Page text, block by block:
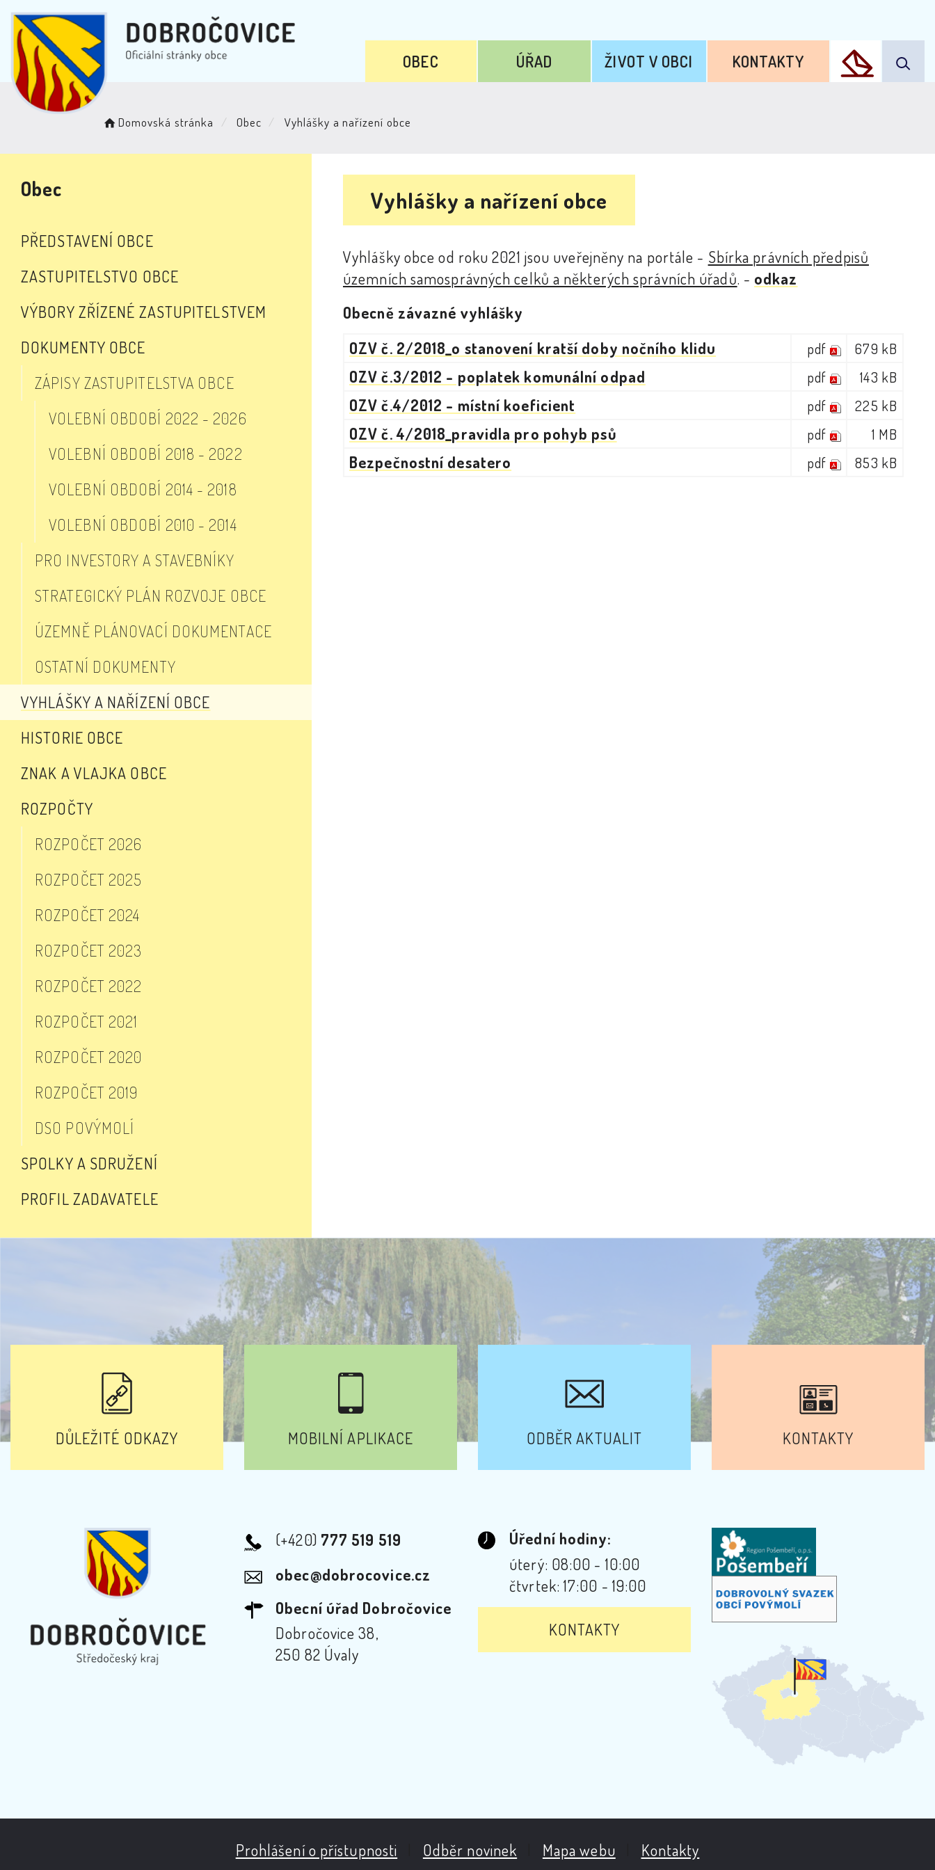
OBEC ÚŘAD ŽIVOT V OBCI KONTAKTY
Domovská stránka Obec Vyhlášky a nařízení obce
Obec
PŘEDSTAVENÍ OBCE
ZASTUPITELSTVO OBCE
VÝBORY ZŘÍZENÉ ZASTUPITELSTVEM
DOKUMENTY OBCE
ZÁPISY ZASTUPITELSTVA OBCE
VOLEBNÍ OBDOBÍ 2022 - 2026
VOLEBNÍ OBDOBÍ 2018 - 2022
VOLEBNÍ OBDOBÍ 2014 - 2018
VOLEBNÍ OBDOBÍ 2010 - 2014
PRO INVESTORY A STAVEBNÍKY
STRATEGICKÝ PLÁN ROZVOJE OBCE
ÚZEMNĚ PLÁNOVACÍ DOKUMENTACE
OSTATNÍ DOKUMENTY
VYHLÁŠKY A NAŘÍZENÍ OBCE
HISTORIE OBCE
ZNAK A VLAJKA OBCE
ROZPOČTY
ROZPOČET 2026
ROZPOČET 2025
ROZPOČET 2024
ROZPOČET 2023
ROZPOČET 2022
ROZPOČET 2021
ROZPOČET 2020
ROZPOČET 2019
DSO POVÝMOLÍ
SPOLKY A SDRUŽENÍ
PROFIL ZADAVATELE
Vyhlášky a nařízení obce
Vyhlášky obce od roku 2021 jsou uveřejněny na portále - Sbírka právních předpisů
územních samosprávných celků a některých správních úřadů. - odkaz
Obecně závazné vyhlášky
OZV č. 2/2018_o stanovení kratší doby nočního klidu
pdf 679 kB
OZV č.3/2012 - poplatek komunální odpad pdf 143 kB
OZV č.4/2012 - místní koeficient pdf 225 kB
OZV č. 4/2018_pravidla pro pohyb psů pdf 1 MB
Bezpečnostní desatero pdf 853 kB
DŮLEŽITÉ ODKAZY MOBILNÍ APLIKACE ODBĚR AKTUALIT KONTAKTY
(+420) 777 519 519
obec@dobrocovice.cz
Obecní úřad Dobročovice
Dobročovice 38,
250 82 Úvaly
Úřední hodiny:
úterý: 08:00 - 10:00
čtvrtek: 17:00 - 19:00
KONTAKTY
Prohlášení o přístupnosti Odběr novinek Mapa webu Kontakty